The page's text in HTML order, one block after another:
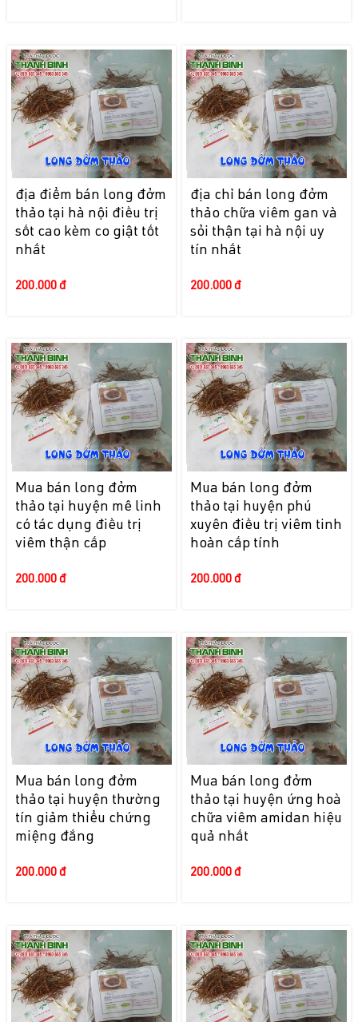
địa điểm bán long đởm
thảo tại hà nội điều trị
sốt cao kèm co giật tốt
nhất
200.000 đ
địa chỉ bán long đởm
thảo chữa viêm gan và
sỏi thận tại hà nội uy
tín nhất
200.000 đ
Mua bán long đởm
thảo tại huyện mê linh
có tác dụng điều trị
viêm thận cấp
200.000 đ
Mua bán long đởm
thảo tại huyện phú
xuyên điều trị viêm tinh
hoàn cấp tính
200.000 đ
Mua bán long đởm
thảo tại huyện thường
tín giảm thiểu chứng
miệng đắng
200.000 đ
Mua bán long đởm
thảo tại huyện ứng hoà
chữa viêm amidan hiệu
quả nhất
200.000 đ